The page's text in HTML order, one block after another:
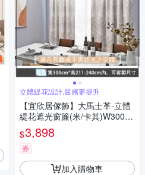
立體緹花設計,質感更提升
【宜欣居傢飾】大馬士革-立體
緹花遮光窗簾(米/卡其)W300*H
211-240cm以內可指定尺寸/遮
光/摺景/落地/窗簾/台灣製MIT
$3,898
券
加入購物車